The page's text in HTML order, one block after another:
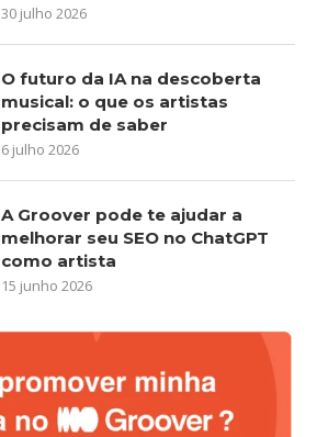
30 julho 2026
O futuro da IA na descoberta
musical: o que os artistas
precisam de saber
6 julho 2026
A Groover pode te ajudar a
melhorar seu SEO no ChatGPT
como artista
15 junho 2026